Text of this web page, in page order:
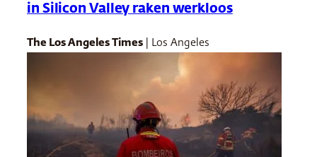
in Silicon Valley raken werkloos
The Los Angeles Times | Los Angeles